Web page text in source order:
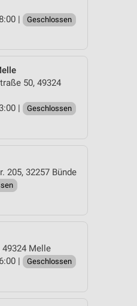
|
Geschlossen
50, 49324
|
Geschlossen
205, 32257 Bünde
49324 Melle
|
Geschlossen